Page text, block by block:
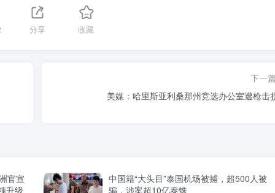
分享 收藏
下一篇
美媒：哈里斯亚利桑那州竞选办公室遭枪击
官宣
升级
中国籍“大头目”泰国机场被捕，超500人被
骗，涉案超10亿泰铢